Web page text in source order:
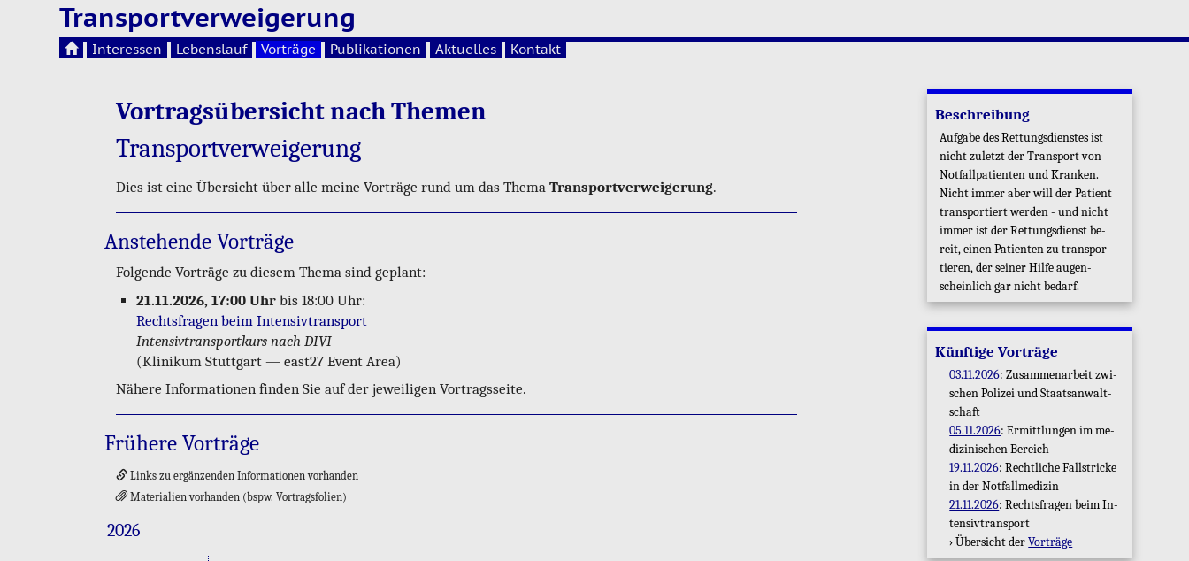
Transportverweigerung
Interessen Lebenslauf Vorträge Publikationen Aktuelles Kontakt
Vor­trags­über­sicht nach The­men
Trans­port­ver­wei­ge­rung
Dies ist eine Über­sicht über alle meine Vor­trä­ge rund um das ThemaTrans­port­ver­wei­ge­rung.
An­ste­hen­de Vor­trä­ge
Fol­gen­de Vor­trä­ge zu die­sem Thema sind ge­plant:
21.11.2026, 17:00 Uhrbis 18:00 Uhr:
Rechts­fra­gen beim In­ten­siv­trans­port
In­ten­siv­trans­port­kurs nach DIVI
(Kli­ni­kum Stutt­gart — eas­t27 Event Area)
Nä­he­re In­for­ma­tio­nen fin­den Sie auf der je­wei­li­gen Vor­trags­sei­te.
Frü­he­re Vor­trä­ge
Links zu er­gän­zen­den In­for­ma­tio­nen vor­han­den
Ma­te­ria­li­en vor­han­den (bspw. Vor­trags­fo­li­en)
2026
Be­schrei­bung
Auf­ga­be des Ret­tungs­diens­tes ist
nicht zu­letzt der Trans­port von
Not­fall­pa­ti­en­ten und Kran­ken.
Nicht immer aber will der Pa­ti­ent
trans­por­tiert wer­den - und nicht
immer ist der Ret­tungs­dienst be­
reit, einen Pa­ti­en­ten zu trans­por­
tie­ren, der sei­ner Hilfe au­gen­
schein­lich gar nicht be­darf.
Künf­ti­ge Vor­trä­ge
03.11.2026: Zu­sam­men­ar­beit zwi­
schen Po­li­zei und Staats­an­walt­
schaft
05.11.2026: Er­mitt­lun­gen im me­
di­zi­ni­schen Be­reich
19.11.2026: Recht­li­che Fall­stri­cke
in der Not­fall­me­di­zin
21.11.2026: Rechts­fra­gen beim In­
ten­siv­trans­port
› Über­sicht derVor­trä­ge